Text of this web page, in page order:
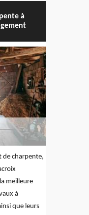
à
de charpente,
meilleure
à
que leurs